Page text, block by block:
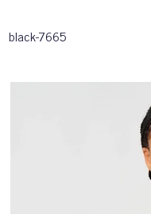
black-7665